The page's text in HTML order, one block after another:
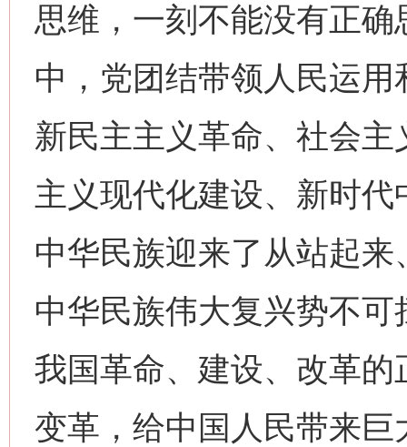
思维，一刻不能没有正
中，党团结带领人民运
新民主主义革命、社会
主义现代化建设、新时
中华民族迎来了从站起
中华民族伟大复兴势不
我国革命、建设、改革
变革，给中国人民带来巨